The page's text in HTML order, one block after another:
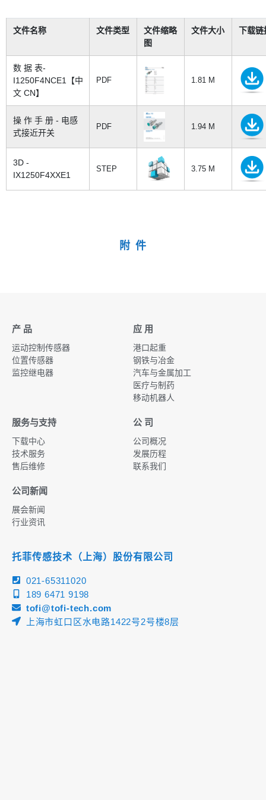
文件名称 文件类型
文件缩略
图
文件大小 下载链
数 据 表-
I1250F4NCE1【中
文 CN】
PDF 1.81 M
操 作 手 册 - 电感
式接近开关
PDF 1.94 M
3D -
IX1250F4XXE1
STEP 3.75 M
附 件
产 品
运动控制传感器
位置传感器
监控继电器
应 用
港口起重
钢铁与冶金
汽车与金属加工
医疗与制药
移动机器人
服务与支持
下载中心
技术服务
售后维修
公 司
公司概况
发展历程
联系我们
公司新闻
展会新闻
行业资讯
托菲传感技术（上海）股份有限公司
021-65311020
189 6471 9198
tofi@tofi-tech.com
上海市虹口区水电路1422号2号楼8层